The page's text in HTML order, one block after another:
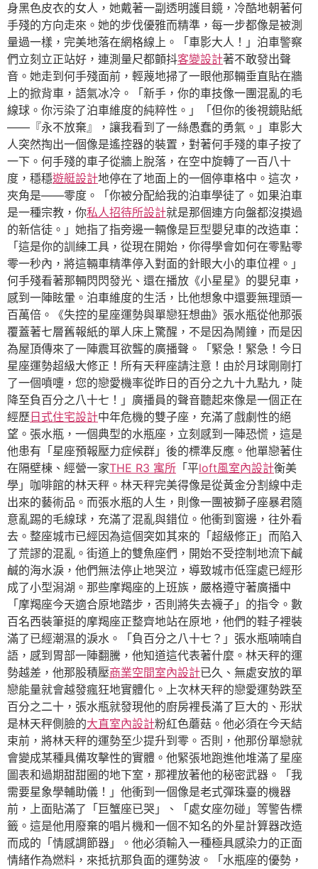
身黑色皮衣的女人，她戴著一副透明護目鏡，冷酷地朝著何
手殘的方向走來。她的步伐優雅而精準，每一步都像是被測
量過一樣，完美地落在網格線上。「車影大人！」泊車警察
們立刻立正站好，連測量尺都顫抖客變設計著不敢發出聲
音。她走到何手殘面前，輕蔑地掃了一眼他那輛垂直貼在牆
上的掀背車，語氣冰冷。「新手，你的車技像一團混亂的毛
線球。你污染了泊車維度的純粹性。」「但你的後視鏡貼紙
——『永不放棄』，讓我看到了一絲愚蠢的勇氣。」車影大
人突然掏出一個像是遙控器的裝置，對著何手殘的車子按了
一下。何手殘的車子從牆上脫落，在空中旋轉了一百八十
度，穩穩遊艇設計地停在了地面上的一個停車格中。這次，
夾角是——零度。「你被分配給我的泊車學徒了。如果泊車
是一種宗教，你私人招待所設計就是那個連方向盤都沒摸過
的新信徒。」她指了指旁邊一輛像是巨型嬰兒車的改造車：
「這是你的訓練工具，從現在開始，你得學會如何在零點零
零一秒內，將這輛車精準停入對面的針眼大小的車位裡。」
何手殘看著那輛閃閃發光、還在播放《小星星》的嬰兒車，
感到一陣眩暈。泊車維度的生活，比他想象中還要無理頭一
百萬倍。《失控的星座運勢與單戀狂想曲》張水瓶從他那張
覆蓋著七層舊報紙的單人床上驚醒，不是因為鬧鐘，而是因
為屋頂傳來了一陣震耳欲聾的廣播聲。「緊急！緊急！今日
星座運勢超級大修正！所有天秤座請注意！由於月球剛剛打
了一個噴嚏，您的戀愛機率從昨日的百分之九十九點九，陡
降至負百分之八十七！」廣播員的聲音聽起來像是一個正在
經歷 日式住宅設計中年危機的雙子座，充滿了戲劇性的絕
望。張水瓶，一個典型的水瓶座，立刻感到一陣恐慌，這是
他患有「星座預報壓力症候群」後的標準反應。他單戀著住
在隔壁棟、經營一家THE R3 寓所 「平loft風室內設計衡美
學」咖啡館的林天秤。林天秤完美得像是從黃金分割線中走
出來的藝術品。而張水瓶的人生，則像一團被獅子座暴君隨
意亂踢的毛線球，充滿了混亂與錯位。他衝到窗邊，往外看
去。整座城市已經因為這個突如其來的「超級修正」而陷入
了荒謬的混亂。街道上的雙魚座們，開始不受控制地流下鹹
鹹的海水淚，他們無法停止地哭泣，導致城市低窪處已經形
成了小型潟湖。那些摩羯座的上班族，嚴格遵守著廣播中
「摩羯座今天適合原地踏步，否則將失去襪子」的指令。數
百名西裝筆挺的摩羯座正整齊地站在原地，他們的鞋子裡裝
滿了已經潮濕的淚水。「負百分之八十七？」張水瓶喃喃自
語，感到胃部一陣翻騰，他知道這代表著什麼。林天秤的運
勢越差，他那股積壓商業空間室內設計已久、無處安放的單
戀能量就會越發瘋狂地實體化。上次林天秤的戀愛運勢跌至
百分之二十，張水瓶就發現他的廚房裡長滿了巨大的、形狀
是林天秤側臉的大直室內設計粉紅色蘑菇。他必須在今天結
束前，將林天秤的運勢至少提升到零。否則，他那份單戀就
會變成某種具備攻擊性的實體。他緊張地跑進他堆滿了星座
圖表和過期甜甜圈的地下室，那裡放著他的秘密武器。「我
需要星象學輔助儀！」他衝到一個像是老式彈珠臺的機器
前，上面貼滿了「巨蟹座已哭」、「處女座勿碰」等警告標
籤。這是他用廢棄的唱片機和一個不知名的外星計算器改造
而成的「情感調節器」。他必須輸入一種極具感染力的正面
情緒作為燃料，來抵抗那負面的運勢波。「水瓶座的優勢，